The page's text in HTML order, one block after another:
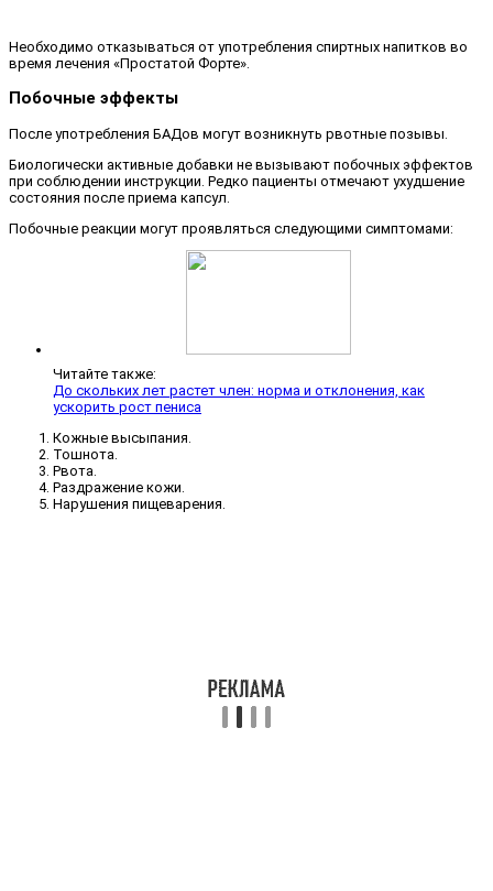
Необходимо отказываться от употребления спиртных напитков во
время лечения «Простатой Форте».
Побочные эффекты
После употребления БАДов могут возникнуть рвотные позывы.
Биологически активные добавки не вызывают побочных эффектов
при соблюдении инструкции. Редко пациенты отмечают ухудшение
состояния после приема капсул.
Побочные реакции могут проявляться следующими симптомами:
Читайте также:
До скольких лет растет член: норма и отклонения, как
ускорить рост пениса
Кожные высыпания.
Тошнота.
Рвота.
Раздражение кожи.
Нарушения пищеварения.